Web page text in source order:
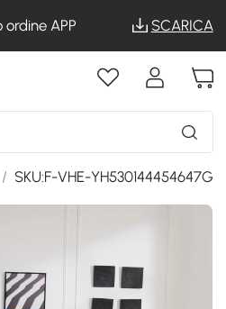
ordine APP SCARICA
/ SKU:F-VHE-YH530144454647G